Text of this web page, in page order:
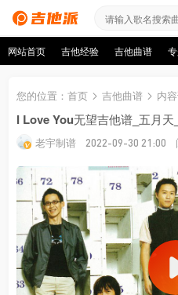
网站首页 吉他经验 吉他曲谱
您的位置 ：首页 吉他曲谱 内
I Love You无望吉他谱_五月
老宇制谱 2022-09-30 21:00
来源：老宇制谱